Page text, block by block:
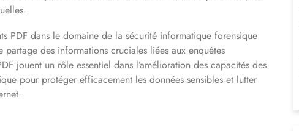
PDF dans le domaine de la sécurité informatique forensique
des informations cruciales liées aux enquêtes
jouent un rôle essentiel dans l’amélioration des capacités des
pour protéger efficacement les données sensibles et lutter